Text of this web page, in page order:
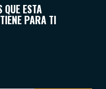
ESTA
PARA TI